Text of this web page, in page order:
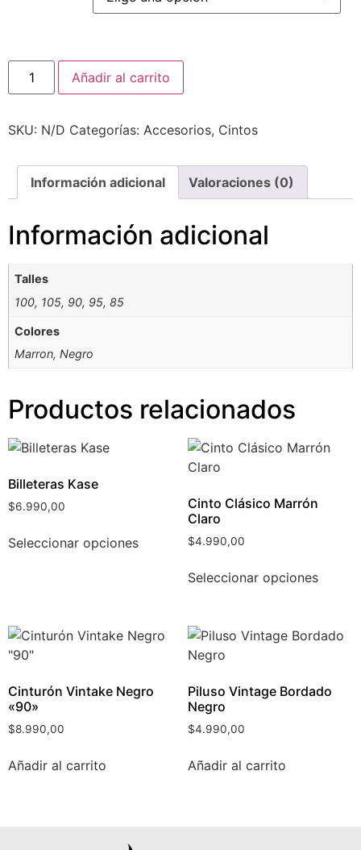
Añadir al carrito
SKU: N/D Categorías: Accesorios, Cintos
Información adicional Valoraciones (0)
Información adicional
Talles
100, 105, 90, 95,85
Colores
Marron,Negro
Productos relacionados
Billeteras Kase
$6.990,00
Seleccionar opciones
Cinto Clásico Marrón
Claro
$4.990,00
Seleccionar opciones
Cinturón Vintake Negro
«90»
$8.990,00
Añadir al carrito
Piluso Vintage Bordado
Negro
$4.990,00
Añadir al carrito